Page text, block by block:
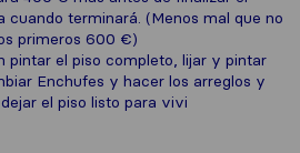
terminará. (Menos mal que no
primeros 600 €)
pintar el piso completo, lijar y pintar
Enchufes y hacer los arreglos y
el piso listo para vivi